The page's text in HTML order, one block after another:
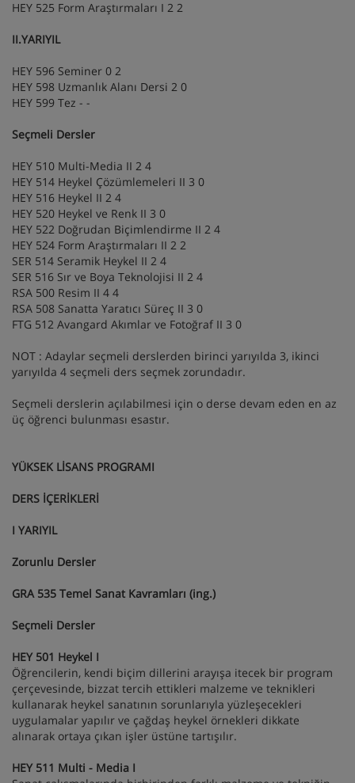
HEY 525 Form Araştırmaları I 2 2
II.YARIYIL
HEY 596 Seminer 0 2
HEY 598 Uzmanlık Alanı Dersi 2 0
HEY 599 Tez - -
Seçmeli Dersler
HEY 510 Multi-Media II 2 4
HEY 514 Heykel Çözümlemeleri II 3 0
HEY 516 Heykel II 2 4
HEY 520 Heykel ve Renk II 3 0
HEY 522 Doğrudan Biçimlendirme II 2 4
HEY 524 Form Araştırmaları II 2 2
SER 514 Seramik Heykel II 2 4
SER 516 Sır ve Boya Teknolojisi II 2 4
RSA 500 Resim II 4 4
RSA 508 Sanatta Yaratıcı Süreç II 3 0
FTG 512 Avangard Akımlar ve Fotoğraf II 3 0
NOT : Adaylar seçmeli derslerden birinci yarıyılda 3, ikinci
yarıyılda 4 seçmeli ders seçmek zorundadır.
Seçmeli derslerin açılabilmesi için o derse devam eden en az
üç öğrenci bulunması esastır.
YÜKSEK LİSANS PROGRAMI
DERS İÇERİKLERİ
I YARIYIL
Zorunlu Dersler
GRA 535 Temel Sanat Kavramları (ing.)
Seçmeli Dersler
HEY 501 Heykel I
Öğrencilerin, kendi biçim dillerini arayışa itecek bir program
çerçevesinde, bizzat tercih ettikleri malzeme ve teknikleri
kullanarak heykel sanatının sorunlarıyla yüzleşecekleri
uygulamalar yapılır ve çağdaş heykel örnekleri dikkate
alınarak ortaya çıkan işler üstüne tartışılır.
HEY 511 Multi - Media I